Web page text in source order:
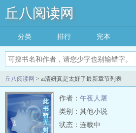
丘八阅读网
分类 排行 完本
丘八阅读网 > ai清妍真是太好了最新章节列表
作者： 午夜人屠
类别：其他小说
状态：连载中